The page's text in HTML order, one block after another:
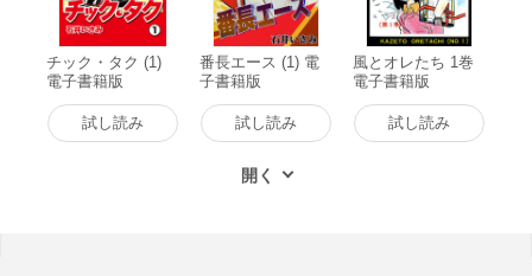
チック・タク (1)
電子書籍版
試し読み
番長エース (1) 電
子書籍版
試し読み
風とオレたち 1巻
電子書籍版
試し読み